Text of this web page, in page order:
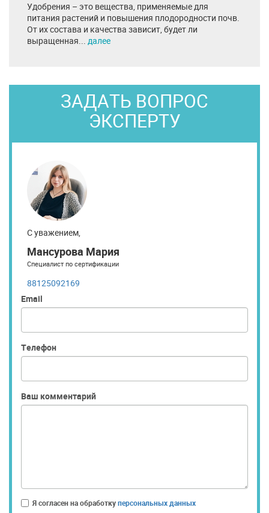
Удобрения – это вещества, применяемые для
питания растений и повышения плодородности почв.
От их состава и качества зависит, будет ли
выращенная... далее
ЗАДАТЬ ВОПРОС
ЭКСПЕРТУ
С уважением,
Мансурова Мария
Специалист по сертификации
88125092169
Email
Телефон
Ваш комментарий
Я согласен на обработкуперсональных данных